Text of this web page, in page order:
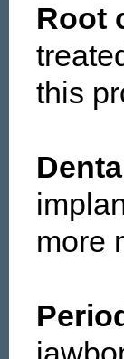
Root
this
more